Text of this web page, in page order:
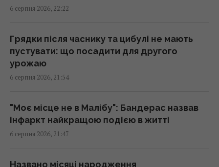
завданням, - Business Insider
20:18 четвер, 06 серпня 2026
не вірить
20:11 четвер, 06 серпня 2026
6 серпня 2026, 22:22
Грядки після часнику та цибулі не мають
пустувати: що посадити для другого
урожаю
6 серпня 2026, 21:54
"Моє місце не в Малібу": Бандерас назвав
інфаркт найкращою подією в житті
6 серпня 2026, 21:47
Названо місяці народження